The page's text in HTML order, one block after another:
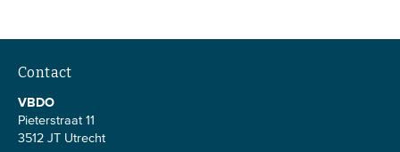
Contact
VBDO
Pieterstraat 11
3512 JT Utrecht